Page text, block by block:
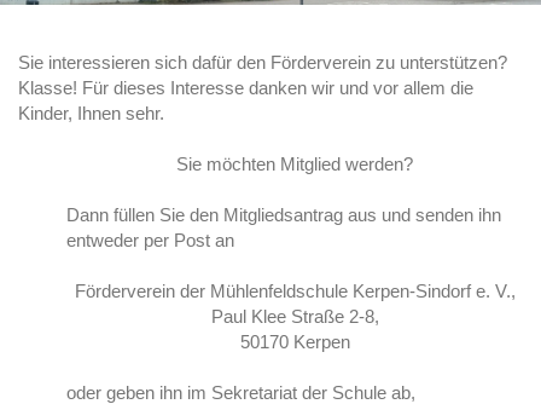
Sie interessieren sich dafür den Förderverein zu unterstützen?
Klasse! Für dieses Interesse danken wir und vor allem die
Kinder, Ihnen sehr.
Sie möchten Mitglied werden?
Dann füllen Sie den Mitgliedsantrag aus und senden ihn
entweder per Post an
Förderverein der Mühlenfeldschule Kerpen-Sindorf e. V.,
Paul Klee Straße 2-8,
50170 Kerpen
oder geben ihn im Sekretariat der Schule ab,